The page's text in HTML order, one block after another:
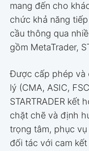
mang đến cho
chức khả năng
cầu thông qua
gồm MetaTrader,
Được cấp phép và
lý (CMA, ASIC,
STARTRADER kết
chặt chẽ và định
trọng tâm, phục
đối tác với cam